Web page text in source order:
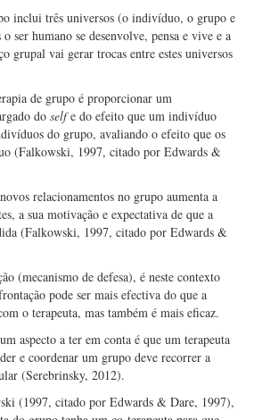
inclui três universos (o indivíduo, o grupo e
ser humano se desenvolve, pensa e vive e a
grupal vai gerar trocas entre estes universos
de grupo é proporcionar um
do selfe do efeito que um indivíduo
do grupo, avaliando o efeito que os
(Falkowski, 1997, citado por Edwards &
relacionamentos no grupo aumenta a
a sua motivação e expectativa de que a
(Falkowski, 1997, citado por Edwards &
(mecanismo de defesa), é neste contexto
pode ser mais efectiva do que a
o terapeuta, mas também é mais eficaz.
aspecto a ter em conta é que um terapeuta
e coordenar um grupo deve recorrer a
(Serebrinsky, 2012).
(1997, citado por Edwards & Dare, 1997),